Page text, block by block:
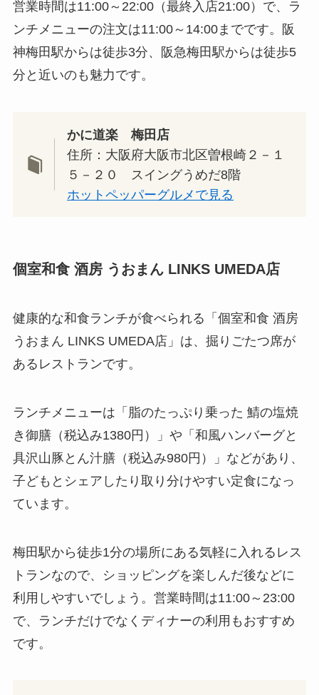
営業時間は11:00～22:00（最終入店21:00）で、ラ
ンチメニューの注文は11:00～14:00までです。阪
神梅田駅からは徒歩3分、阪急梅田駅からは徒歩5
分と近いのも魅力です。
かに道楽 梅田店
住所：大阪府大阪市北区曽根崎２－１
５－２０ スイングうめだ8階
ホットペッパーグルメで見る
個室和食 酒房 うおまん LINKS UMEDA店
健康的な和食ランチが食べられる「個室和食 酒房
うおまん LINKS UMEDA店」は、掘りごたつ席が
あるレストランです。
ランチメニューは「脂のたっぷり乗った 鯖の塩焼
き御膳（税込み1380円）」や「和風ハンバーグと
具沢山豚とん汁膳（税込み980円）」などがあり、
子どもとシェアしたり取り分けやすい定食になっ
ています。
梅田駅から徒歩1分の場所にある気軽に入れるレス
トランなので、ショッピングを楽しんだ後などに
利用しやすいでしょう。営業時間は11:00～23:00
で、ランチだけでなくディナーの利用もおすすめ
です。